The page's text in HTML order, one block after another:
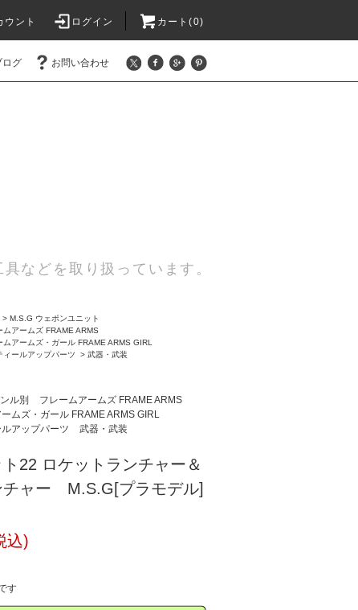
ウント ログイン カート(0)
ログ お問い合わせ
などを取り扱っています。
> M.S.G ウェポンユニット
ムアームズ FRAME ARMS
ムアームズ・ガール FRAME ARMS GIRL
ィールアップパーツ > 武器・武装
ル別
フレームアームズ FRAME ARMS
ムズ・ガール FRAME ARMS GIRL
アップパーツ 武器・武装
22 ロケットランチャー＆
チャー M.S.G[プラモデル]
込)
す